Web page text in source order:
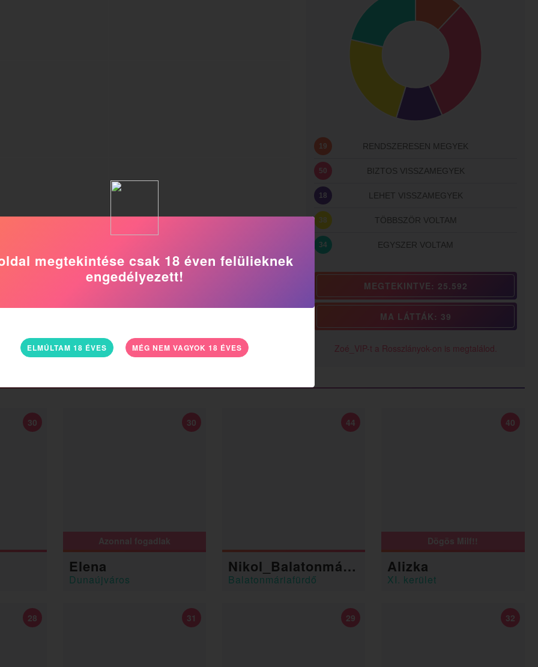
19 RENDSZERESEN MEGYEK
50 BIZTOS VISSZAMEGYEK
18 LEHET VISSZAMEGYEK
38 TÖBBSZÖR VOLTAM
34 EGYSZER VOLTAM
MEGTEKINTVE: 25.592
MA LÁTTÁK: 39
Zoé_VIP-t a Rosszlányok-on is megtalálod.
30
Azonnal fogadlak
Elena
Dunaújváros
30
Nikol_Balatonmáriafü
Balatonmáriafürdő
44
Dögös Milf!!
Alizka
XI. kerület
40
28 31 29 32
megtekintése csak 18 éven felülieknek
engedélyezett!
ELMÚLTAM 18 ÉVES MÉG NEM VAGYOK 18 ÉVES